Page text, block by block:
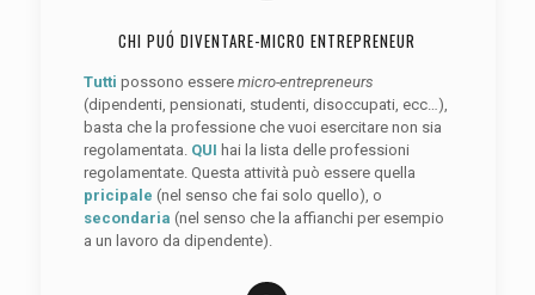
CHI PUÓ DIVENTARE-MICRO ENTREPRENEUR
Tutti possono essere micro-entrepreneurs
(dipendenti, pensionati, studenti, disoccupati, ecc…),
basta che la professione che vuoi esercitare non sia
regolamentata. QUI hai la lista delle professioni
regolamentate. Questa attività può essere quella
pricipale (nel senso che fai solo quello), o
secondaria (nel senso che la affianchi per esempio
a un lavoro da dipendente).